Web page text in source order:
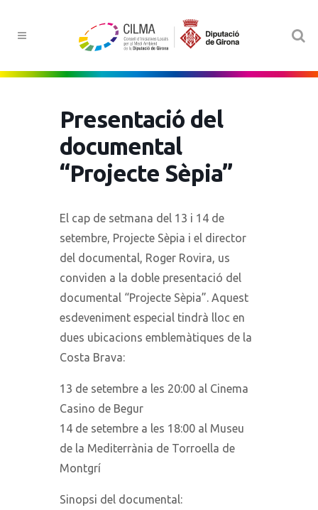
Presentació del
documental
“Projecte Sèpia”
El cap de setmana del 13 i 14 de
setembre, Projecte Sèpia i el director
del documental, Roger Rovira, us
conviden a la doble presentació del
documental “Projecte Sèpia”. Aquest
esdeveniment especial tindrà lloc en
dues ubicacions emblemàtiques de la
Costa Brava:
13 de setembre a les 20:00 al Cinema
Casino de Begur
14 de setembre a les 18:00 al Museu
de la Mediterrània de Torroella de
Montgrí
Sinopsi del documental: